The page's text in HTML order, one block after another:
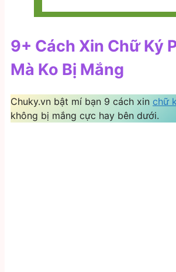
9+ Cách Xin Chữ Ký
Mà Ko Bị Mắng
Chuky.vn bật mí bạn 9 cách xin chữ
không bị mắng cực hay bên dưới.